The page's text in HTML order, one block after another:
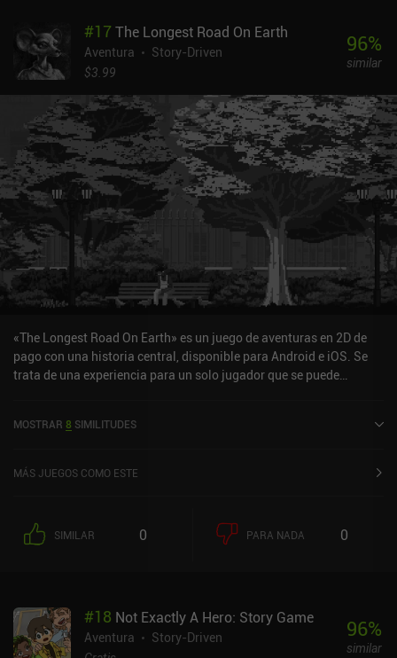
#17The Longest Road On Earth
Aventura
Story-Driven
$3.99
96%
similar
«The Longest Road On Earth» es un juego de aventuras en 2D de
pago con una historia central, disponible para Android e iOS. Se
trata de una experiencia para un solo jugador que se puede
3,7 sobre 5,0 en Google Play y de 3,1 sobre 5,0 en la App Store de
MOSTRAR 8 SIMILITUDES
MÁS JUEGOS COMO ESTE
SIMILAR 0 PARA NADA 0
#18 Not Exactly A Hero: Story Game
Aventura
Story-Driven
96%
similar